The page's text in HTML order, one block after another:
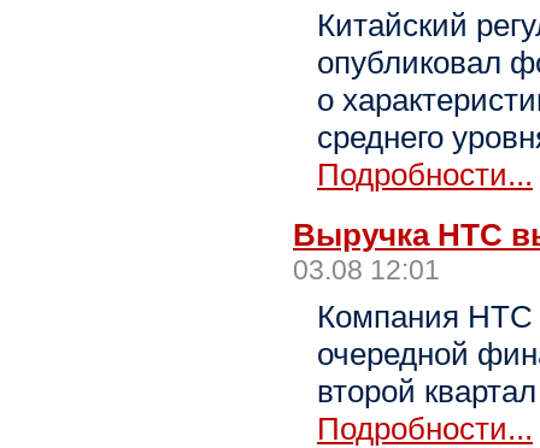
Китайский
опубликовал
о
среднего
Подробности...
Выручка HTC
03.08 12:01
Компания HTC
очередной
второй
Подробности...